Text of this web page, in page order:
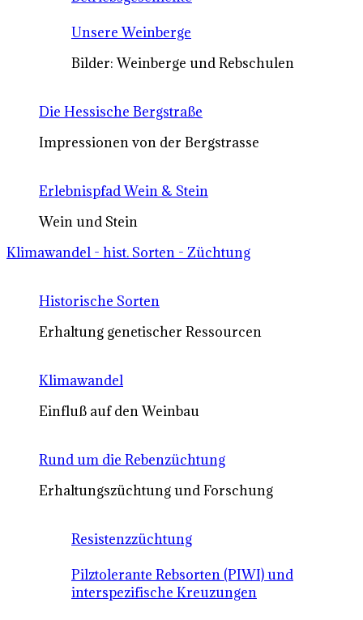
Unsere Weinberge
Bilder: Weinberge und Rebschulen
Die Hessische Bergstraße
Impressionen von der Bergstrasse
Erlebnispfad Wein & Stein
Wein und Stein
Klimawandel - hist. Sorten - Züchtung
Historische Sorten
Erhaltung genetischer Ressourcen
Klimawandel
Einfluß auf den Weinbau
Rund um die Rebenzüchtung
Erhaltungszüchtung und Forschung
Resistenzzüchtung
Pilztolerante Rebsorten (PIWI) und
interspezifische Kreuzungen